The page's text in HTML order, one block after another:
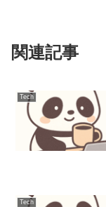
関連記事
Tech
Tech